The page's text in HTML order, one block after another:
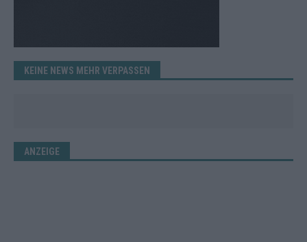
KEINE NEWS MEHR VERPASSEN
ANZEIGE